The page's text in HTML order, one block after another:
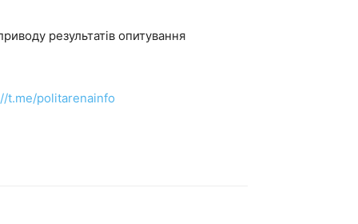
результатів опитування
t.me/politarenainfo